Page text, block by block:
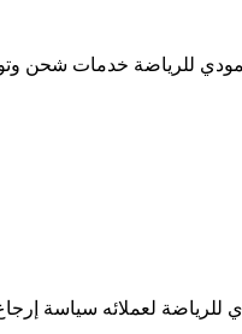
للرياضة خدمات شحن